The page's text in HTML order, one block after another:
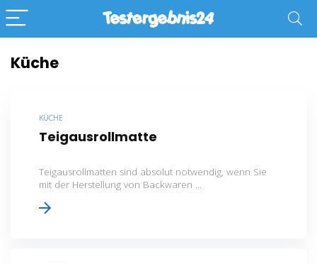
Küche
KÜCHE
Teigausrollmatte
Teigausrollmatten sind absolut notwendig, wenn Sie
mit der Herstellung von Backwaren ...